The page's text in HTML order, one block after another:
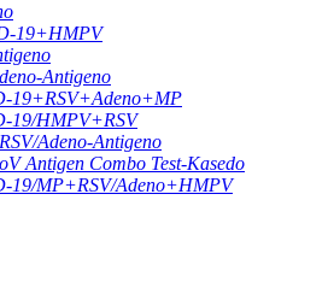
19+HMPV
Antigeno
19+RSV+Adeno+MP
19/HMPV+RSV
Adeno-Antigeno
Antigen Combo Test-Kasedo
19/MP+RSV/Adeno+HMPV